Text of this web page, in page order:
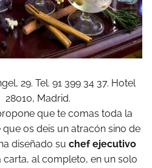
29. Tel. 91 399 34 37. Hotel
Madrid.
que te comas toda la
os deis un atracón sino de
diseñado su chef ejecutivo
carta, al completo, en un solo